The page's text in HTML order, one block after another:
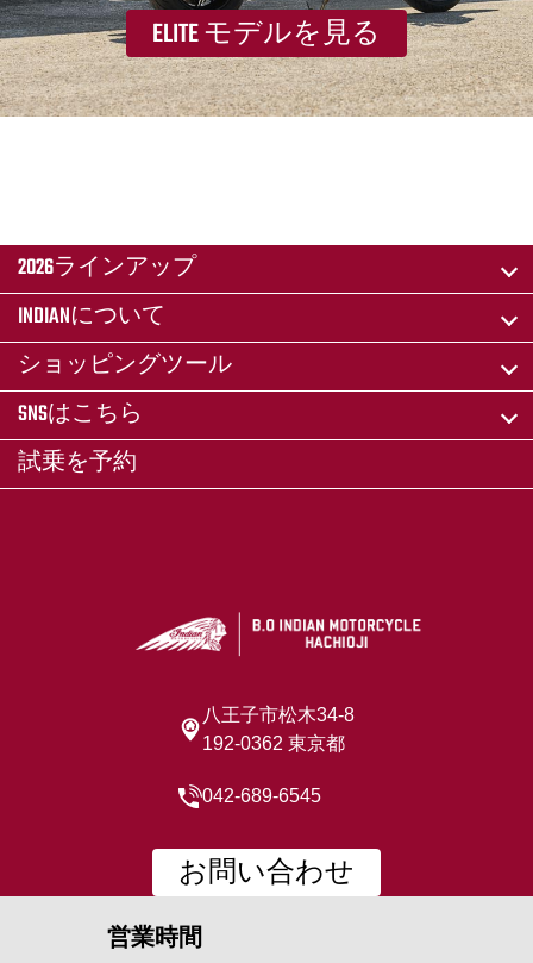
ELITE モデルを見る
2026ラインアップ
INDIANについて
ショッピングツール
SNSはこちら
試乗を予約
八王子市松木34-8
192-0362 東京都
042-689-6545
お問い合わせ
営業時間